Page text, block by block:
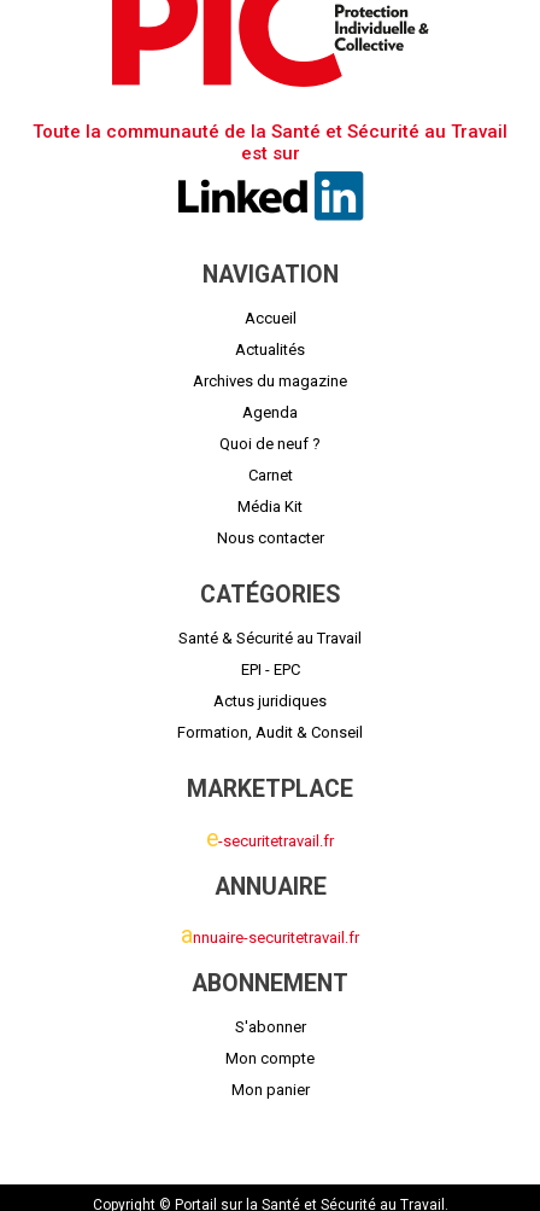
Toute la communauté de la Santé et Sécurité au Travail
est sur
NAVIGATION
Accueil
Actualités
Archives du magazine
Agenda
Quoi de neuf ?
Carnet
Média Kit
Nous contacter
CATÉGORIES
Santé & Sécurité au Travail
EPI - EPC
Actus juridiques
Formation, Audit & Conseil
MARKETPLACE
e-securitetravail.fr
ANNUAIRE
annuaire-securitetravail.fr
ABONNEMENT
S'abonner
Mon compte
Mon panier
Copyright © Portail sur la Santé et Sécurité au Travail.